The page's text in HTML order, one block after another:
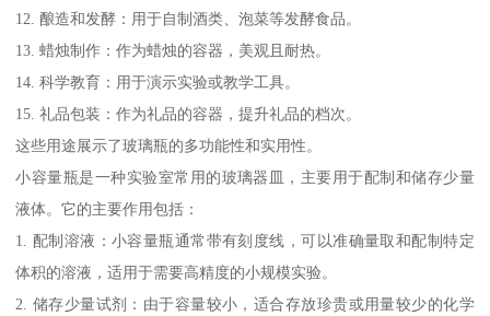
12. 酿造和发酵：用于自制酒类、泡菜等发酵食品。
13. 蜡烛制作：作为蜡烛的容器，美观且耐热。
14. 科学教育：用于演示实验或教学工具。
15. 礼品包装：作为礼品的容器，提升礼品的档次。
这些用途展示了玻璃瓶的多功能性和实用性。
小容量瓶是一种实验室常用的玻璃器皿，主要用于配制和储存少量
液体。它的主要作用包括：
1. 配制溶液：小容量瓶通常带有刻度线，可以准确量取和配制特定
体积的溶液，适用于需要高精度的小规模实验。
2. 储存少量试剂：由于容量较小，适合存放珍贵或用量较少的化学